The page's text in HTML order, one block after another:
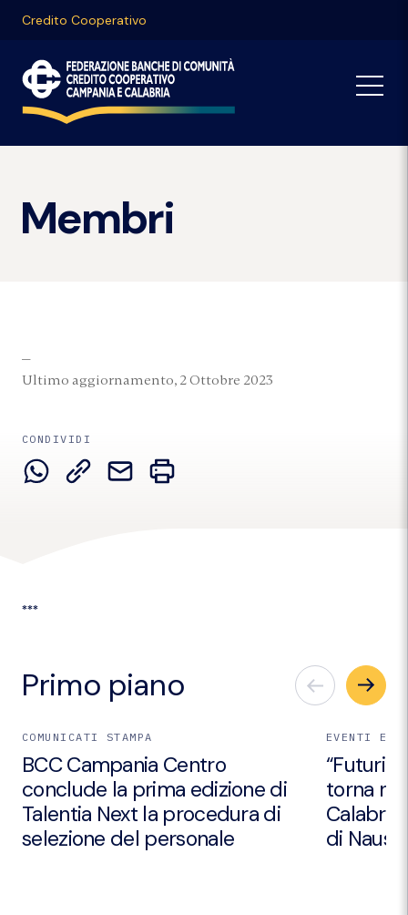
Credito Cooperativo
Membri
Ultimo aggiornamento, 2 Ottobre 2023
CONDIVIDI
***
Primo piano
COMUNICATI STAMPA
BCC Campania Centro
conclude la prima edizione di
Talentia Next la procedura di
selezione del personale
EVENTI E
“Futuri
torna
Calabria
di